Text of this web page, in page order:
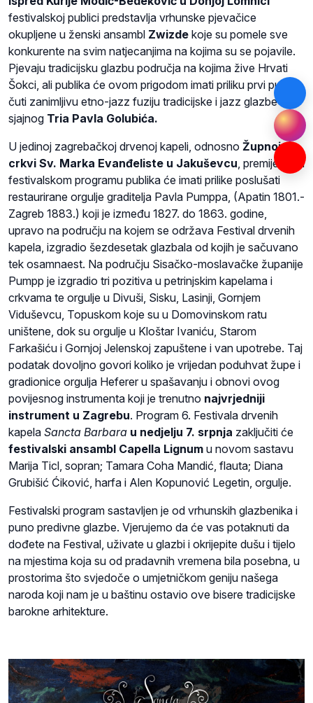
festivalskoj publici predstavlja vrhunske pjevačice
okupljene u ženski ansambl Zwizde koje su pomele sve
konkurente na svim natjecanjima na kojima su se pojavile.
Pjevaju tradicijsku glazbu područja na kojima žive Hrvati
Šokci, ali publika će ovom prigodom imati priliku prvi puta
čuti zanimljivu etno-jazz fuziju tradicijske i jazz glazbe
sjajnog Tria Pavla Golubića.
U jedinoj zagrebačkoj drvenoj kapeli, odnosno Župnoj
crkvi Sv. Marka Evanđeliste u Jakuševcu , premijerno u
festivalskom programu publika će imati prilike poslušati
restaurirane orgulje graditelja Pavla Pumppa, (Apatin 1801.-
Zagreb 1883.) koji je između 1827. do 1863. godine,
upravo na području na kojem se održava Festival drvenih
kapela, izgradio šezdesetak glazbala od kojih je sačuvano
tek osamnaest. Na području Sisačko-moslavačke županije
Pumpp je izgradio tri pozitiva u petrinjskim kapelama i
crkvama te orgulje u Divuši, Sisku, Lasinji, Gornjem
Viduševcu, Topuskom koje su u Domovinskom ratu
uništene, dok su orgulje u Kloštar Ivaniću, Starom
Farkašiću i Gornjoj Jelenskoj zapuštene i van upotrebe. Taj
podatak dovoljno govori koliko je vrijedan poduhvat župe i
gradionice orgulja Heferer u spašavanju i obnovi ovog
povijesnog instrumenta koji je trenutno najvrjedniji
instrument u Zagrebu. Program 6. Festivala drvenih
kapela Sancta Barbara u nedjelju 7. srpnja zaključiti će
festivalski ansambl Capella Lignum u novom sastavu
Marija Ticl, sopran; Tamara Coha Mandić, flauta; Diana
Grubišić Ćiković, harfa i Alen Kopunović Legetin, orgulje.
Festivalski program sastavljen je od vrhunskih glazbenika i
puno predivne glazbe. Vjerujemo da će vas potaknuti da
dođete na Festival, uživate u glazbi i okrijepite dušu i tijelo
na mjestima koja su od pradavnih vremena bila posebna, u
prostorima što svjedoče o umjetničkom geniju našega
naroda koji nam je u baštinu ostavio ove bisere tradicijske
barokne arhitekture.